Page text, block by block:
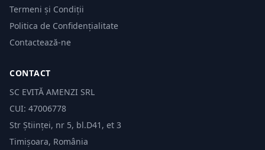
Termeni și Condiții
Politica de Confidențialitate
Contactează-ne
CONTACT
SC EVITĂ AMENZI SRL
CUI: 47006778
Str Științei, nr 5, bl.D41, et 3
Timișoara, România